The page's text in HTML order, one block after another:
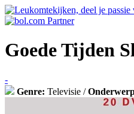
Goede Tijden
-
Genre: Televisie /